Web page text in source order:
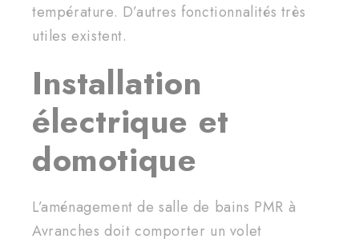
température. D’autres fonctionnalités très
utiles existent.
Installation
électrique et
domotique
L’aménagement de salle de bains PMR à
Avranches doit comporter un volet